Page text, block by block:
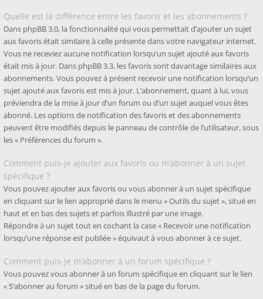
Quelle est la différence entre les favoris et les abonnements ?
Dans phpBB 3.0, la fonctionnalité qui vous permettait d’ajouter un sujet
aux favoris était similaire à celle présente dans votre navigateur internet.
Vous ne receviez aucune notification lorsqu’un sujet ajouté aux favoris
était mis à jour. Dans phpBB 3.3, les favoris sont davantage similaires aux
abonnements. Vous pouvez à présent recevoir une notification lorsqu’un
sujet ajouté aux favoris est mis à jour. L’abonnement, quant à lui, vous
préviendra de la mise à jour d’un forum ou d’un sujet auquel vous êtes
abonné. Les options de notification des favoris et des abonnements
peuvent être modifiés depuis le panneau de contrôle de l’utilisateur, sous
les « Préférences du forum ».
Comment puis-je ajouter aux favoris ou m’abonner à un sujet
spécifique ?
Vous pouvez ajouter aux favoris ou vous abonner à un sujet spécifique
en cliquant sur le lien approprié dans le menu « Outils du sujet », situé en
haut et en bas des sujets et parfois illustré par une image.
Répondre à un sujet tout en cochant la case « Recevoir une notification
lorsqu’une réponse est publiée » équivaut à vous abonner à ce sujet.
Comment puis-je m’abonner à un forum spécifique ?
Vous pouvez vous abonner à un forum spécifique en cliquant sur le lien
« S’abonner au forum » situé en bas de la page du forum.